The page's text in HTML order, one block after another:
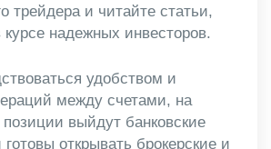
трейдера и читайте статьи,
надежных инвесторов.
удобством и
между счетами, на
выйдут банковские
открывать брокерские и